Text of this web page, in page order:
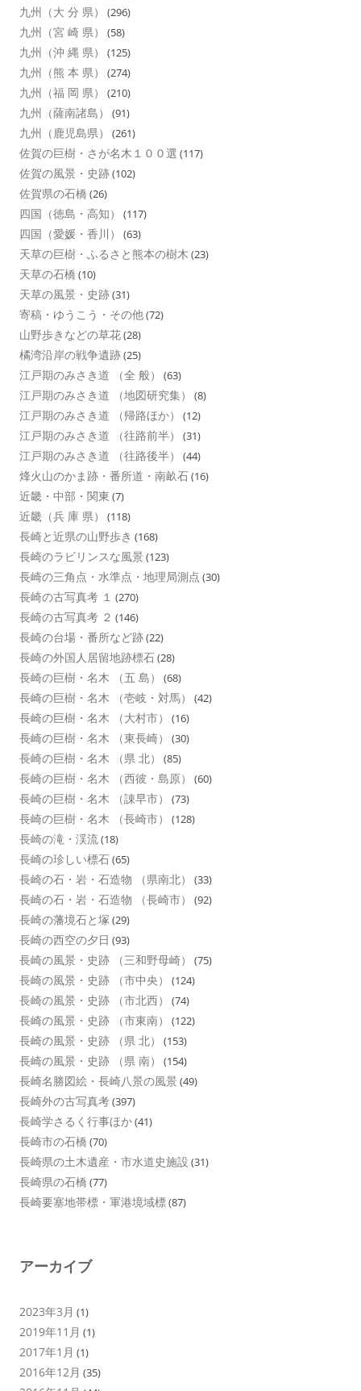
九州（大 分 県） (296)
九州（宮 崎 県） (58)
九州（沖 縄 県） (125)
九州（熊 本 県） (274)
九州（福 岡 県） (210)
九州（薩南諸島） (91)
九州（鹿児島県） (261)
佐賀の巨樹・さが名木１００選 (117)
佐賀の風景・史跡(102)
佐賀県の石橋 (26)
四国（徳島・高知） (117)
四国（愛媛・香川） (63)
天草の巨樹・ふるさと熊本の樹木 (23)
天草の石橋 (10)
天草の風景・史跡(31)
寄稿・ゆうこう・その他(72)
山野歩きなどの草花(28)
橘湾沿岸の戦争遺跡(25)
江戸期のみさき道 （全 般） (63)
江戸期のみさき道 （地図研究集） (8)
江戸期のみさき道 （帰路ほか） (12)
江戸期のみさき道 （往路前半） (31)
江戸期のみさき道 （往路後半） (44)
烽火山のかま跡・番所道・南畝石(16)
近畿・中部・関東 (7)
近畿（兵 庫 県） (118)
長崎と近県の山野歩き (168)
長崎のラビリンスな風景 (123)
長崎の三角点・水準点・地理局測点 (30)
長崎の古写真考 １ (270)
長崎の古写真考 ２ (146)
長崎の台場・番所など跡(22)
長崎の外国人居留地跡標石(28)
長崎の巨樹・名木 （五 島） (68)
長崎の巨樹・名木 （壱岐・対馬） (42)
長崎の巨樹・名木 （大村市） (16)
長崎の巨樹・名木 （東長崎） (30)
長崎の巨樹・名木 （県 北） (85)
長崎の巨樹・名木 （西彼・島原） (60)
長崎の巨樹・名木 （諌早市） (73)
長崎の巨樹・名木 （長崎市） (128)
長崎の滝・渓流(18)
長崎の珍しい標石(65)
長崎の石・岩・石造物 （県南北） (33)
長崎の石・岩・石造物 （長崎市） (92)
長崎の藩境石と塚 (29)
長崎の西空の夕日 (93)
長崎の風景・史跡 （三和野母崎） (75)
長崎の風景・史跡 （市中央） (124)
長崎の風景・史跡 （市北西） (74)
長崎の風景・史跡 （市東南） (122)
長崎の風景・史跡 （県 北） (153)
長崎の風景・史跡 （県 南） (154)
長崎名勝図絵・長崎八景の風景 (49)
長崎外の古写真考(397)
長崎学さるく行事ほか(41)
長崎市の石橋 (70)
長崎県の土木遺産・市水道史施設 (31)
長崎県の石橋 (77)
長崎要塞地帯標・軍港境域標(87)
アーカイブ
2023年3月 (1)
2019年11月 (1)
2017年1月 (1)
2016年12月 (35)